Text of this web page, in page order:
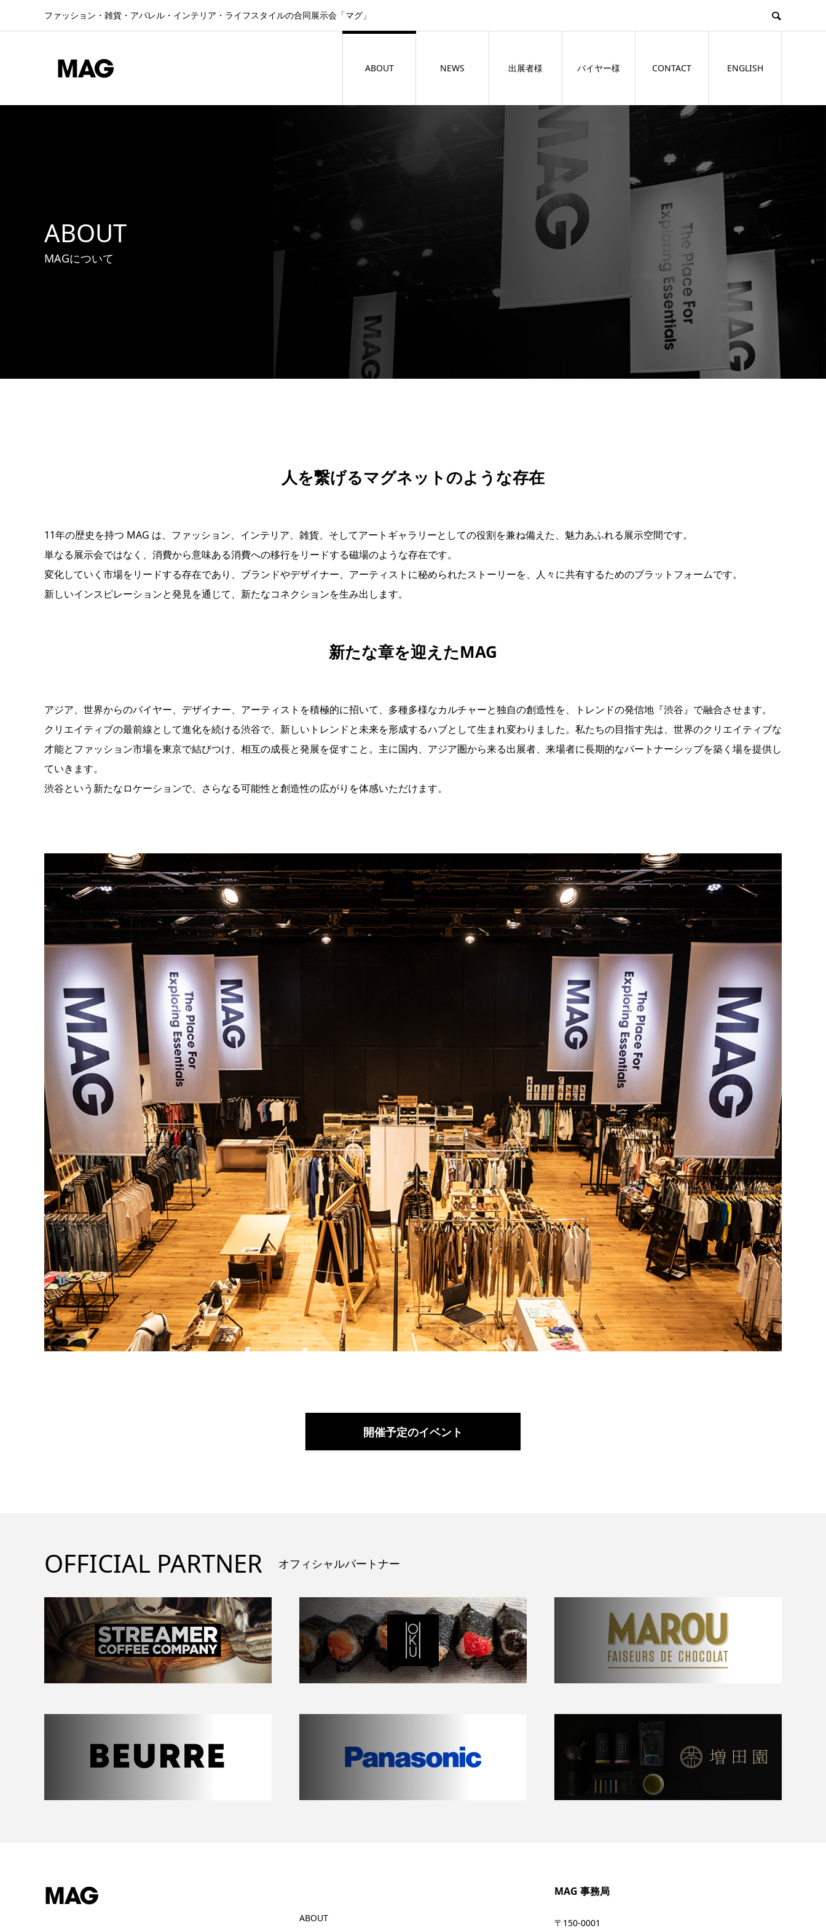
ファッション・雑貨・アパレル・インテリア・ライフスタイルの合同展示会「マグ」
ABOUT NEWS 出展者様 バイヤー様 CONTACT ENGLISH
ABOUT
MAGについて
人を繋げるマグネットのような存在
11年の歴史を持つ MAG は、ファッション、インテリア、雑貨、そしてアートギャラリーとしての役割を兼ね備えた、魅力あふれる展示空間です。
単なる展示会ではなく、消費から意味ある消費への移行をリードする磁場のような存在です。
変化していく市場をリードする存在であり、ブランドやデザイナー、アーティストに秘められたストーリーを、人々に共有するためのプラットフォームです。
新しいインスピレーションと発見を通じて、新たなコネクションを生み出します。
新たな章を迎えたMAG
アジア、世界からのバイヤー、デザイナー、アーティストを積極的に招いて、多種多様なカルチャーと独自の創造性を、トレンドの発信地『渋谷』で融合させます。
クリエイティブの最前線として進化を続ける渋谷で、新しいトレンドと未来を形成するハブとして生まれ変わりました。私たちの目指す先は、世界のクリエイティブな
才能とファッション市場を東京で結びつけ、相互の成長と発展を促すこと。主に国内、アジア圏から来る出展者、来場者に長期的なパートナーシップを築く場を提供し
ていきます。
渋谷という新たなロケーションで、さらなる可能性と創造性の広がりを体感いただけます。
開催予定のイベント
OFFICIAL PARTNER オフィシャルパートナー
ABOUT
MAG 事務局
〒150-0001